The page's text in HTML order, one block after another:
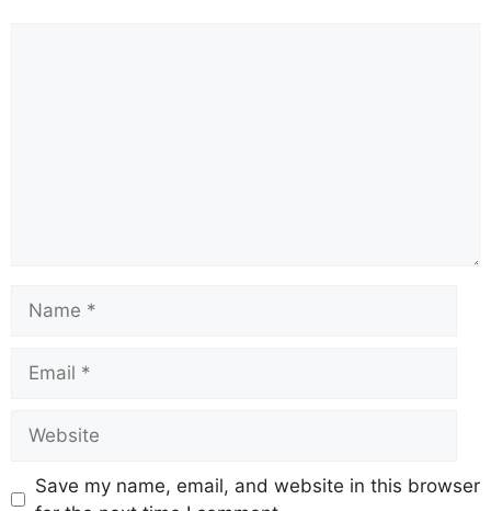
Save my name, email, and website in this browser